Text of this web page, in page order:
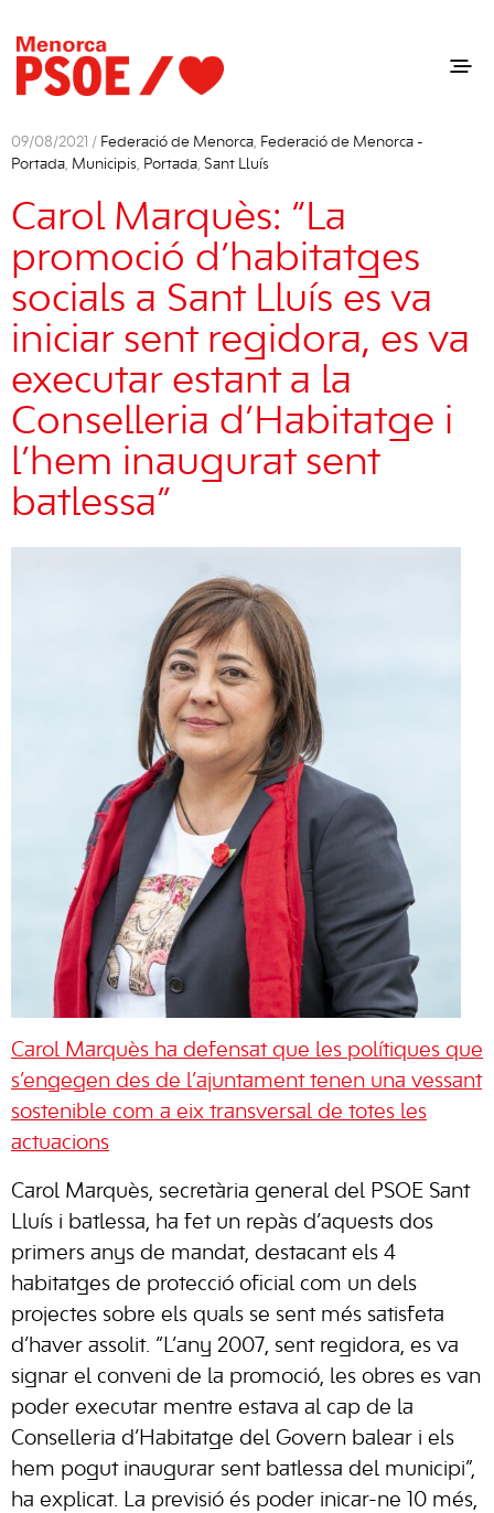
09/08/2021 / Federació de Menorca, Federació de Menorca -
Portada, Municipis, Portada, Sant Lluís
Carol Marquès: “La
promoció d’habitatges
socials a Sant Lluís es va
iniciar sent regidora, es va
executar estant a la
Conselleria d’Habitatge i
l’hem inaugurat sent
batlessa”
Carol Marquès ha defensat que les polítiques que
s’engegen des de l’ajuntament tenen una vessant
sostenible com a eix transversal de totes les
actuacions
Carol Marquès, secretària general del PSOE Sant
Lluís i batlessa, ha fet un repàs d’aquests dos
primers anys de mandat, destacant els 4
habitatges de protecció oficial com un dels
projectes sobre els quals se sent més satisfeta
d’haver assolit. “L’any 2007, sent regidora, es va
signar el conveni de la promoció, les obres es van
poder executar mentre estava al cap de la
Conselleria d’Habitatge del Govern balear i els
hem pogut inaugurar sent batlessa del municipi”,
ha explicat. La previsió és poder inicar-ne 10 més,